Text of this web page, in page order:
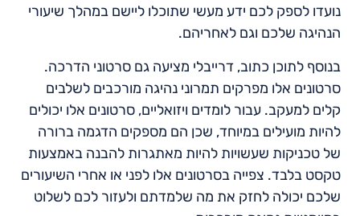
נועדו לספק לכם ידע מעשי שתוכלו ליישם במהלך שיעורי
הנהיגה שלכם וגם לאחריהם.
בנוסף לתוכן כתוב, דרייבלי מציעה גם סרטוני הדרכה.
סרטונים אלו מפרקים תמרוני נהיגה מורכבים לשלבים
קלים למעקב. עבור לומדים ויזואליים, סרטונים אלו יכולים
להיות מועילים במיוחד, שכן הם מספקים הדגמה ברורה
של טכניקות שעשויות להיות מאתגרות להבנה באמצעות
טקסט בלבד. צפייה בסרטונים אלו לפני או אחרי השיעורים
שלכם יכולה לחזק את מה שלמדתם ולעזור לכם לשלוט